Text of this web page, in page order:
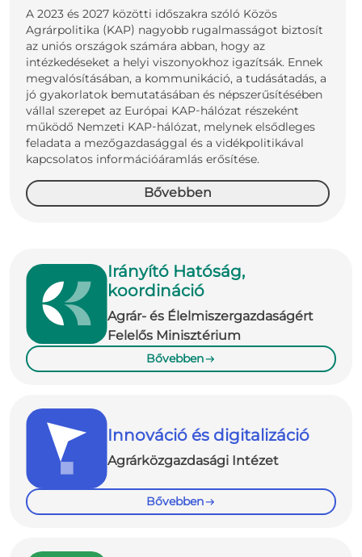
A 2023 és 2027 közötti időszakra szóló Közös
Agrárpolitika (KAP) nagyobb rugalmasságot biztosít
az uniós országok számára abban, hogy az
intézkedéseket a helyi viszonyokhoz igazítsák. Ennek
megvalósításában, a kommunikáció, a tudásátadás, a
jó gyakorlatok bemutatásában és népszerűsítésében
vállal szerepet az Európai KAP-hálózat részeként
működő Nemzeti KAP-hálózat, melynek elsődleges
feladata a mezőgazdasággal és a vidékpolitikával
kapcsolatos információáramlás erősítése.
Bővebben
Irányító Hatóság,
koordináció
Agrár- és Élelmiszergazdaságért
Felelős Minisztérium
Bővebben
Innováció és digitalizáció
Agrárközgazdasági Intézet
Bővebben